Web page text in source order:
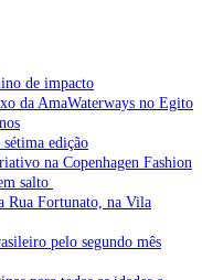
de impacto
da AmaWaterways no Egito
edição
na Copenhagen Fashion
salto
Rua Fortunato, na Vila
pelo segundo mês